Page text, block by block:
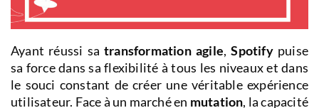
Ayant réussi satransformation agile,Spotifypuise
sa force dans sa flexibilité à tous les niveaux et dans
le souci constant de créer une véritable expérience
utilisateur. Face à un marché en mutation, la capacité